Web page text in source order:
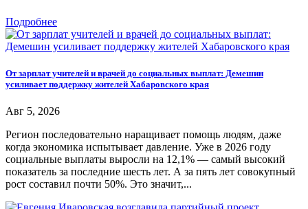
Подробнее
От зарплат учителей и врачей до социальных выплат: Демешин
усиливает поддержку жителей Хабаровского края
Авг 5, 2026
Регион последовательно наращивает помощь людям, даже
когда экономика испытывает давление. Уже в 2026 году
социальные выплаты выросли на 12,1% — самый высокий
показатель за последние шесть лет. А за пять лет совокупный
рост составил почти 50%. Это значит,...